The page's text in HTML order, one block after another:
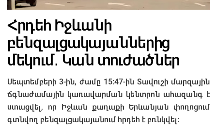
Հրդեհ Իջևանի
բենզալցակայաններից
մեկում․ Կան տուժածներ
Սեպտեմբերի 3-ին, ժամը 15։47-ին Տավուշի մարզային
ճգնաժամային կառավարման կենտրոն ահազանգ է
ստացվել, որ Իջևան քաղաքի Երևանյան փողոցում
գտնվող բենզալցակայանում հրդեհ է բռնկվել: